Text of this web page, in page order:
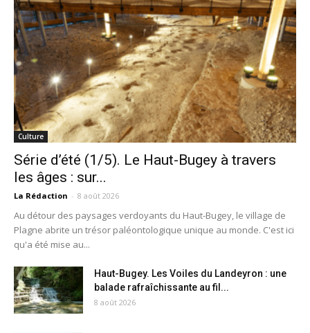
Culture
Série d’été (1/5). Le Haut-Bugey à travers
les âges : sur...
La Rédaction - 8 août 2026
Au détour des paysages verdoyants du Haut-Bugey, le village de
Plagne abrite un trésor paléontologique unique au monde. C'est ici
qu'a été mise au...
Haut-Bugey. Les Voiles du Landeyron : une
balade rafraîchissante au fil...
8 août 2026